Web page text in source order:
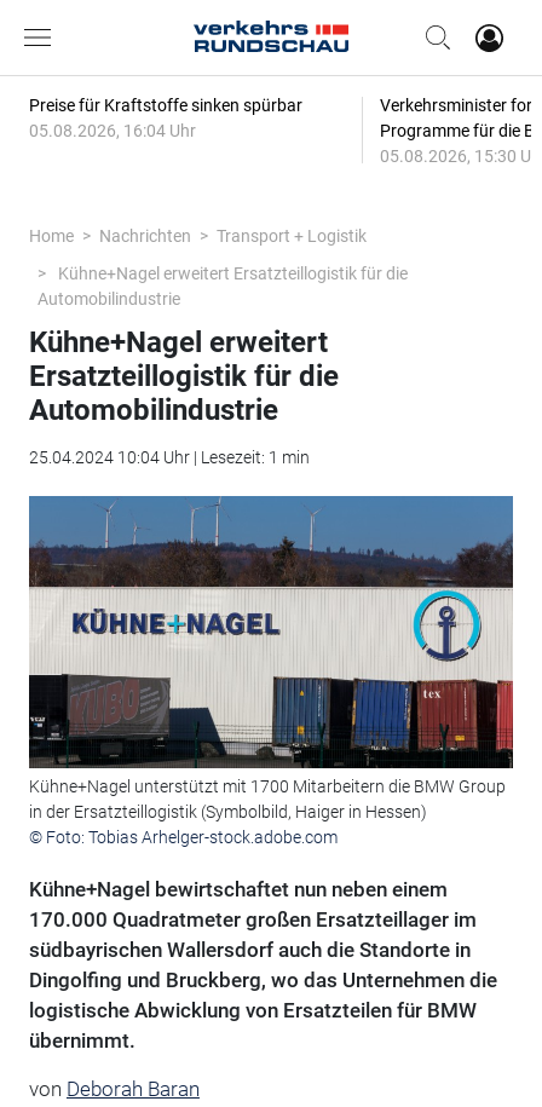
Preise für Kraftstoffe sinken spürbar
05.08.2026, 16:04 Uhr
Verkehrsminister
Programme für die
05.08.2026, 15:30
Home Nachrichten
Transport + Logistik
Kühne+Nagel erweitert Ersatzteillogistik für die
Automobilindustrie
Kühne+Nagel erweitert
Ersatzteillogistik für die
Automobilindustrie
25.04.2024 10:04 Uhr | Lesezeit: 1 min
Kühne+Nagel unterstützt mit 1700 Mitarbeitern die BMW Group
in der Ersatzteillogistik (Symbolbild, Haiger in Hessen)
© Foto: Tobias Arhelger-stock.adobe.com
Kühne+Nagel bewirtschaftet nun neben einem
170.000 Quadratmeter großen Ersatzteillager im
südbayrischen Wallersdorf auch die Standorte in
Dingolfing und Bruckberg, wo das Unternehmen die
logistische Abwicklung von Ersatzteilen für BMW
übernimmt.
von Deborah Baran